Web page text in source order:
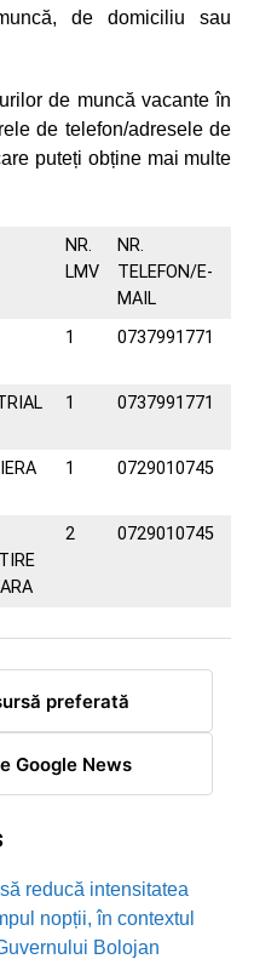
de domiciliu sau
de muncă vacante în
de telefon/adresele de
puteți obține mai multe
NR.
LMV
NR.
TELEFON/E-
MAIL
1 0737991771
1 0737991771
1 0729010745
2 0729010745
preferată
Google News
reducă intensitatea
nopții, în contextul
Bolojan